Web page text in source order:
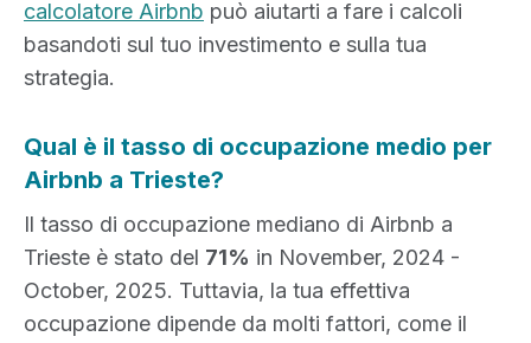
calcolatore Airbnb può aiutarti a fare i calcoli
basandoti sul tuo investimento e sulla tua
strategia.
Qual è il tasso di occupazione medio per
Airbnb a Trieste?
Il tasso di occupazione mediano di Airbnb a
Trieste è stato del 71% in November, 2024 -
October, 2025. Tuttavia, la tua effettiva
occupazione dipende da molti fattori, come il